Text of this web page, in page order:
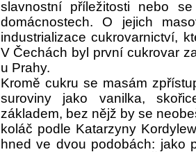
slavnostní příležitosti nebo
domácnostech. O jejich
industrializace cukrovarnictví,
V Čechách byl první cukrovar
u Prahy.
Kromě cukru se masám
suroviny jako vanilka,
základem, bez nějž by se
koláč podle Katarzyny
hned ve dvou podobách: jako